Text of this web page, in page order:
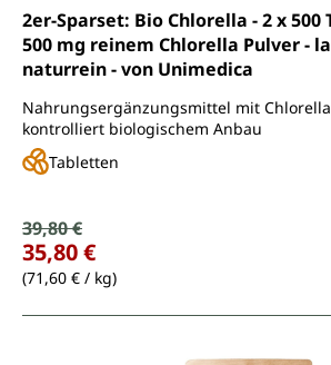
Durchschnittliche Bewertung von
2er-Sparset: Bio Chlorella - 2 x
500 mg reinem Chlorella Pulver - laborgeprüft und
naturrein - von Unimedica
Nahrungsergänzungsmittel mit
kontrolliert biologischem Anbau
Tabletten
Verkaufspreis:
Regulärer Preis:
39,80 €
35,80 €
(71,60 € / kg)